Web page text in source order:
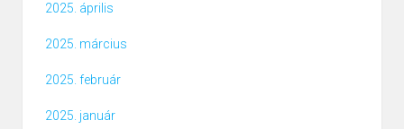
2025. április
2025. március
2025. február
2025. január